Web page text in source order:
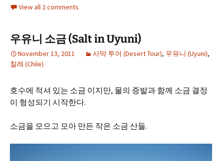
View all 2 comments
우유니 소금 (Salt in Uyuni)
November 13, 2011 사막 투어 (Desert Tour), 우유니 (Uyuni),
칠레 (Chile)
호수에 적셔 있는 소금 이지만, 물의 증발과 함께 소금 결정
이 형성되기 시작한다.
소금을 모으고 모아 만든 작은 소금 산들.